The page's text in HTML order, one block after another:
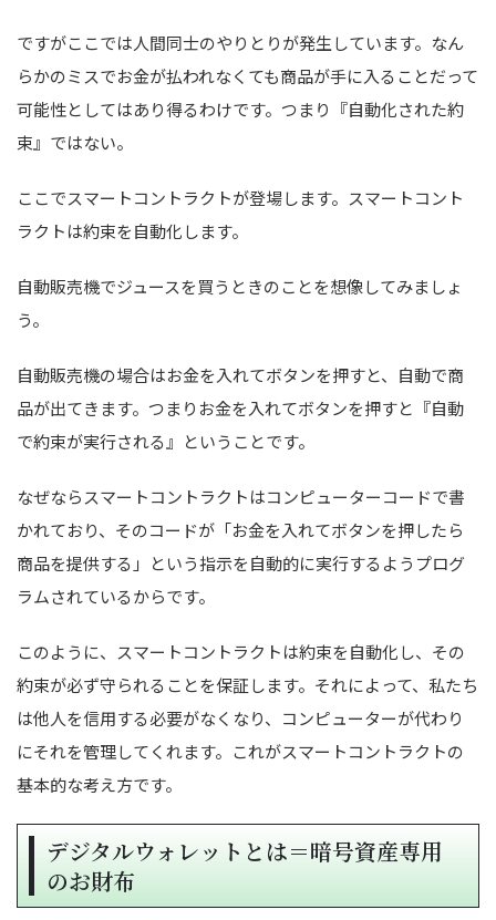
ですがここでは人間同士のやりとりが発生しています。なん
らかのミスでお金が払われなくても商品が手に入ることだって
可能性としてはあり得るわけです。つまり『自動化された約
束』ではない。
ここでスマートコントラクトが登場します。スマートコント
ラクトは約束を自動化します。
自動販売機でジュースを買うときのことを想像してみましょ
う。
自動販売機の場合はお金を入れてボタンを押すと、自動で商
品が出てきます。つまりお金を入れてボタンを押すと『自動
で約束が実行される』ということです。
なぜならスマートコントラクトはコンピューターコードで書
かれており、そのコードが「お金を入れてボタンを押したら
商品を提供する」という指示を自動的に実行するようプログ
ラムされているからです。
このように、スマートコントラクトは約束を自動化し、その
約束が必ず守られることを保証します。それによって、私たち
は他人を信用する必要がなくなり、コンピューターが代わり
にそれを管理してくれます。これがスマートコントラクトの
基本的な考え方です。
デジタルウォレットとは＝暗号資産専用
のお財布